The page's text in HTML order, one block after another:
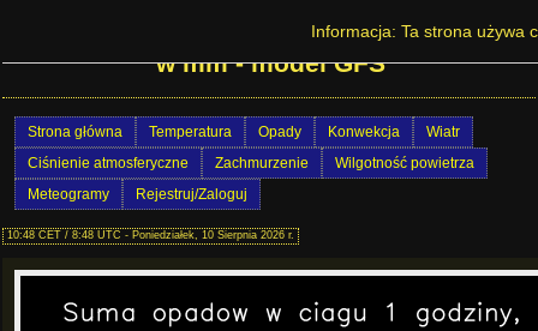
Prognoza pogody w Polsce - Suma opadów
w mm - model GFS
Strona główna Temperatura Opady Konwekcja
Wiatr
Ciśnienie atmosferyczne
Zachmurzenie
Wilgotność powietrza
Meteogramy
Rejestruj/Zaloguj
10:48 CET / 8:48 UTC - Poniedziałek, 10 Sierpnia 2026 r.
Informacja: Ta strona używa